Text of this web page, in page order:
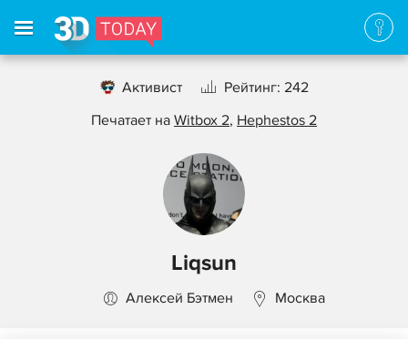
Активист
Рейтинг: 242
Печатает на Witbox 2, Hephestos 2
Liqsun
Алексей Бэтмен Москва